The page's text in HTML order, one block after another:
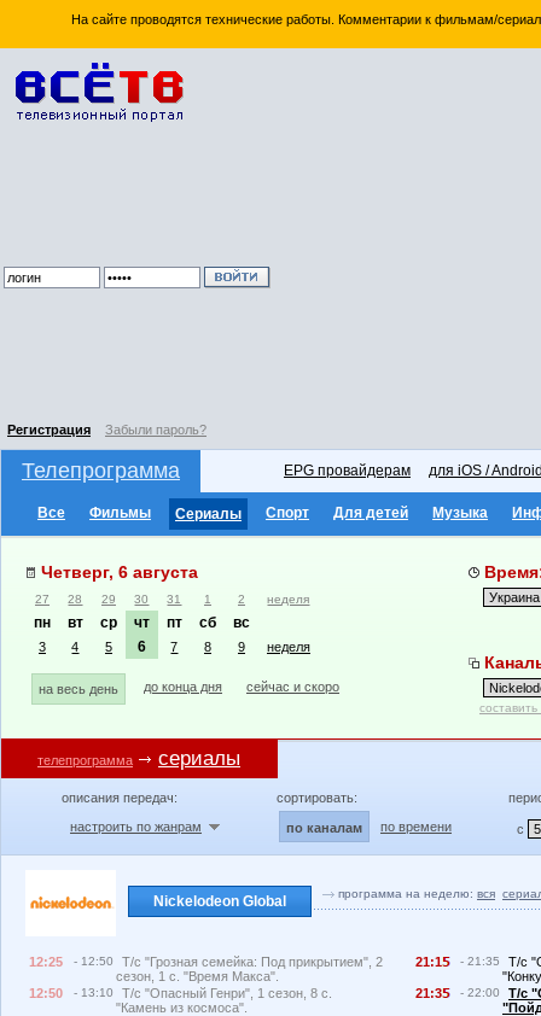
На сайте проводятся технические работы. Комментарии к фильмам/
Регистрация Забыли пароль?
Телепрограмма EPG провайдерам для iOS /
Все Фильмы Сериалы Спорт Для детей Музыка
Четверг, 6 августа
27 28 29 30 31 1 2 неделя
пн вт ср чт пт сб вс
3 4 5 6 7 8 9 неделя
на весь день до конца дня сейчас и скоро
телепрограмма сериалы
описания передач:
настроить по жанрам
сортировать:
по каналам по времени с
Nickelodeon Global программа на неделю: вся
12:25 - 12:50
Т/с "Грозная семейка: Под прикрытием", 2
сезон, 1 с. "Время Макса".
12:50
- 13:10
Т/с "Опасный Генри", 1 сезон, 8 с.
"Камень из космоса".
21:1 - 21:35
Т/с
21:3
- 22:00
Т/с